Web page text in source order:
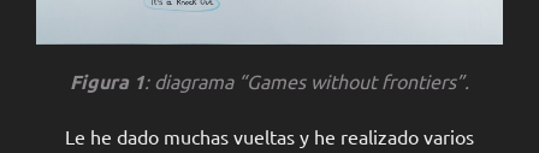
Figura 1: diagrama “Games without frontiers”.
Le he dado muchas vueltas y he realizado varios